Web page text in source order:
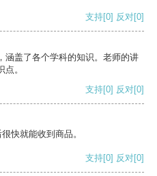
支持[0] 反对[0]
涵盖了各个学科的知识。老师的讲
。
支持[0] 反对[0]
快就能收到商品。
支持[0] 反对[0]